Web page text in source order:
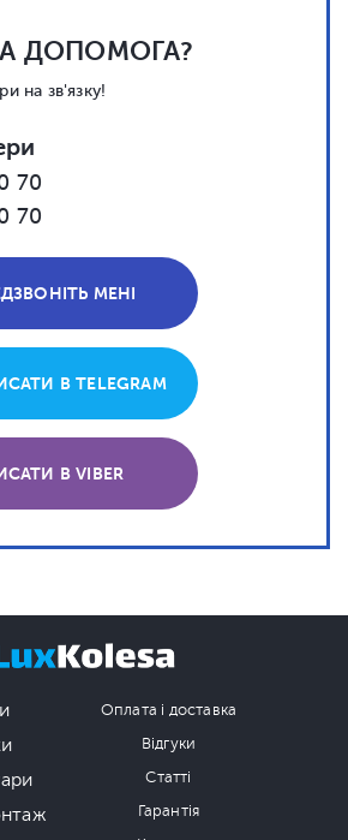
ДОПОМОГА?
на зв'язку!
70
70
МЕНІ
В TELEGRAM
В VIBER
Оплата і доставка
Відгуки
Статті
Гарантія